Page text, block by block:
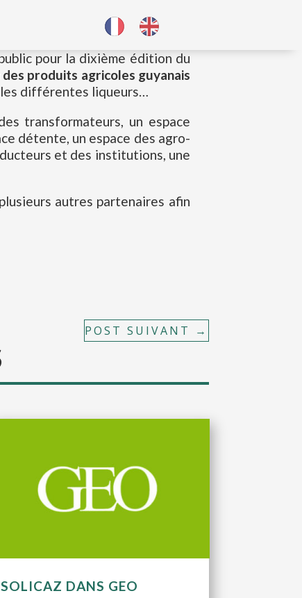
pour la dixième édition du
produits agricoles guyanais
les différentes liqueurs…
transformateurs, un espace
détente, un espace des agro-
et des institutions, une
autres partenaires afin
POST SUIVANT →
SOLICAZ DANS GEO